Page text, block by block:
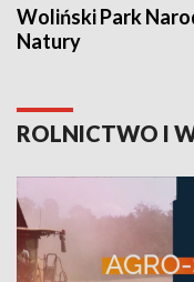
Woliński Park
Natury
ROLNICTWO I